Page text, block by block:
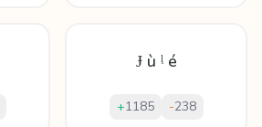
Ɉ ù ᶪ é
+1185 -238